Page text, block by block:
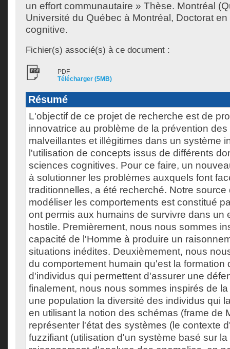
un effort communautaire » Thèse. Montréal
Université du Québec à Montréal, Doctorat
cognitive.
Fichier(s) associé(s) à ce document :
PDF
Télécharger (5MB)
Résumé
L'objectif de ce projet de recherche est de
innovatrice au problème de la prévention des
malveillantes et illégitimes dans un système
l'utilisation de concepts issus de différents
sciences cognitives. Pour ce faire, un
à solutionner les problèmes auxquels font
traditionnelles, a été recherché. Notre
modéliser les comportements est constitué
ont permis aux humains de survivre dans un
hostile. Premièrement, nous nous sommes
capacité de l'Homme à produire un
situations inédites. Deuxièmement, nous
du comportement humain qu'est la formation
d'individus qui permettent d'assurer une
finalement, nous nous sommes inspirés de
une population la diversité des individus qui
en utilisant la notion des schémas (frame de
représenter l'état des systèmes (le contexte
fuzzifiant (utilisation d'un système basé sur